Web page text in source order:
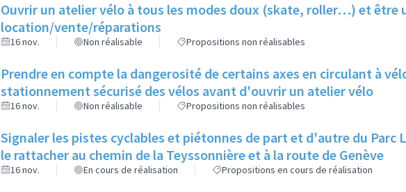
Ouvrir un atelier vélo à tous les modes doux (skate, roller…) et être
location/vente/réparations
16 nov. Non réalisable Propositions non réalisables
Prendre en compte la dangerosité de certains axes en circulant à
stationnement sécurisé des vélos avant d'ouvrir un atelier vélo
16 nov. Non réalisable Propositions non réalisables
Signaler les pistes cyclables et piétonnes de part et d'autre du Parc
le rattacher au chemin de la Teyssonnière et à la route de Genève
16 nov. En cours de réalisation Propositions en cours de réalisation